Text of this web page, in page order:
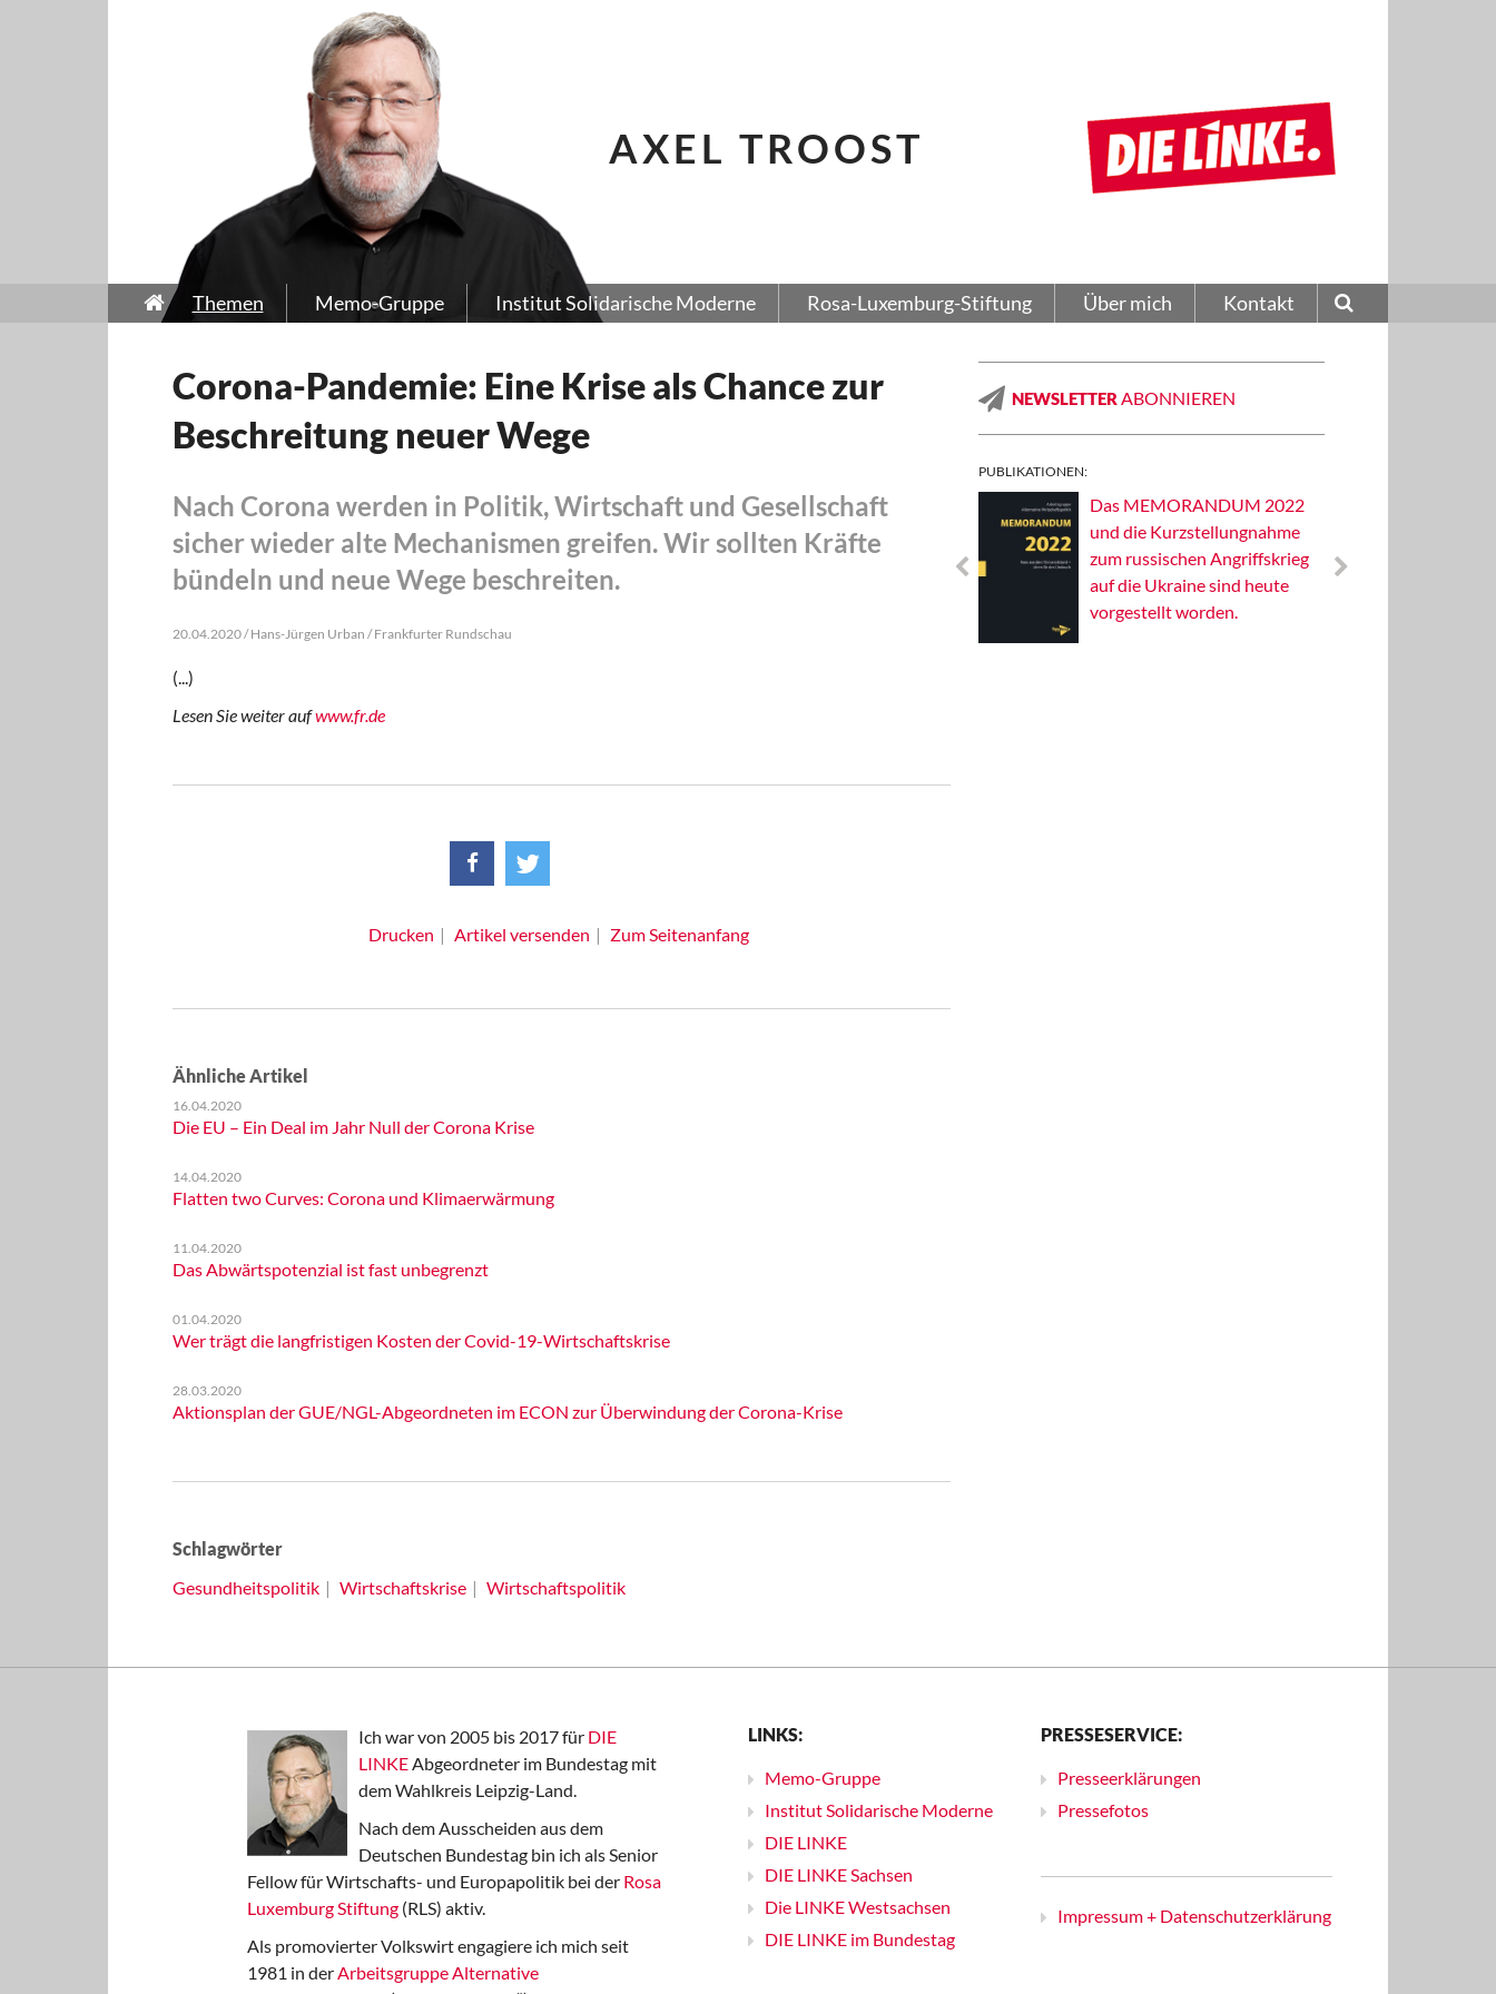
AXEL TROOST
Themen Memo-Gruppe Institut Solidarische Moderne Rosa-Luxemburg-Stiftung Über mich Kontakt
Corona-Pandemie: Eine Krise als Chance zur
Beschreitung neuer Wege
Nach Corona werden in Politik, Wirtschaft und Gesellschaft
sicher wieder alte Mechanismen greifen. Wir sollten Kräfte
bündeln und neue Wege beschreiten.
20.04.2020 / Hans-Jürgen Urban / Frankfurter Rundschau
(...)
Lesen Sie weiter aufwww.fr.de
Drucken Artikel versenden Zum Seitenanfang
Ähnliche Artikel
16.04.2020
Die EU – Ein Deal im Jahr Null der Corona Krise
14.04.2020
Flatten two Curves: Corona und Klimaerwärmung
11.04.2020
Das Abwärtspotenzial ist fast unbegrenzt
01.04.2020
Wer trägt die langfristigen Kosten der Covid-19-Wirtschaftskrise
28.03.2020
Aktionsplan der GUE/NGL-Abgeordneten im ECON zur Überwindung der Corona-Krise
Schlagwörter
Gesundheitspolitik
Wirtschaftskrise Wirtschaftspolitik
NEWSLETTER ABONNIEREN
PUBLIKATIONEN:
Solidarisches EUropa -
Mosaiklinke Perspektiven
Das MEMORANDUM 2022
und die Kurzstellungnahme
zum russischen Angriffskrieg
auf die Ukraine sind heute
vorgestellt worden.
Ich war von 2005 bis 2017 für DIE
LINKEAbgeordneter im Bundestag mit
dem Wahlkreis Leipzig-Land.
Nach dem Ausscheiden aus dem
Deutschen Bundestag bin ich als Senior
Fellow für Wirtschafts- und Europapolitik bei der Rosa
Luxemburg Stiftung (RLS) aktiv.
Als promovierter Volkswirt engagiere ich mich seit
1981 in derArbeitsgruppe Alternative
LINKS:
Memo-Gruppe
Institut Solidarische Moderne
DIE LINKE
DIE LINKE Sachsen
Die LINKE Westsachsen
DIE LINKE im Bundestag
PRESSESERVICE:
Presseerklärungen
Pressefotos
Impressum + Datenschutzerklärung